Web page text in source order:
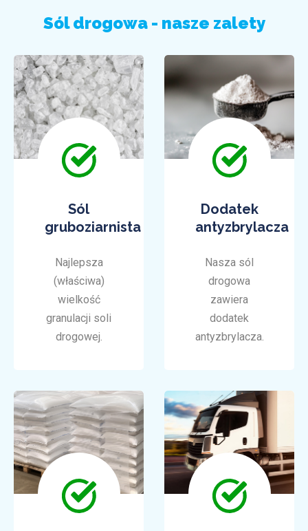
Sól drogowa - nasze zalety
Sól
gruboziarnista
Najlepsza
(właściwa)
wielkość
granulacji soli
drogowej.
Dodatek
antyzbrylacza
Nasza sól
drogowa
zawiera
dodatek
antyzbrylacza.